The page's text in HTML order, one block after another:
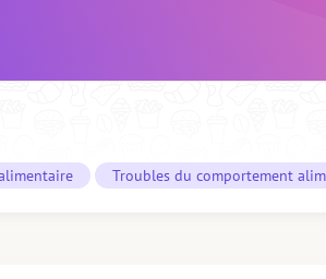
Troubles du comportement